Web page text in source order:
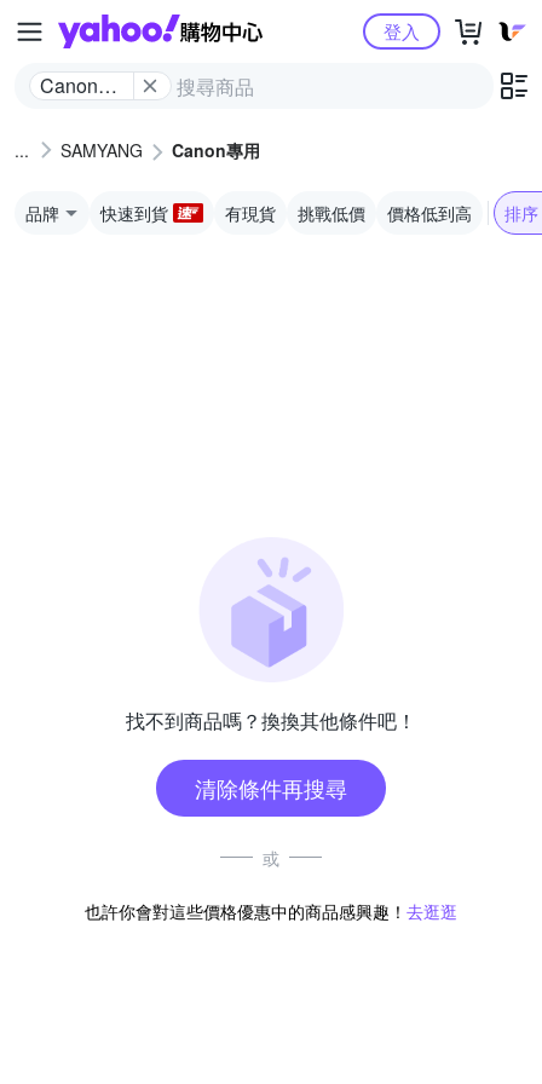
Yahoo購物中心
Canon專
登入
SAMYANG Canon專用
品牌 快速到貨 有現貨 挑戰低價 價格低到高 排序
找不到商品嗎？換換其他條件吧！
清除條件再搜尋
或
也許你會對這些價格優惠中的商品感興趣！ 去逛逛